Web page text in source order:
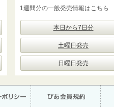
1週間分の一般発売情報はこちら
本日から7日分
土曜日発売
日曜日発売